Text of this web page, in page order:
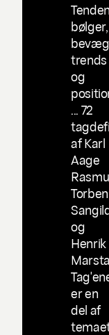
bølger,
trends
og
... 72
af Karl
Aage
Torben
og
Henrik
er en
del af